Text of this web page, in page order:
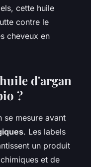
cette huile
contre le
cheveux en
d'argan
?
se mesure avant
. Les labels
un produit
et de